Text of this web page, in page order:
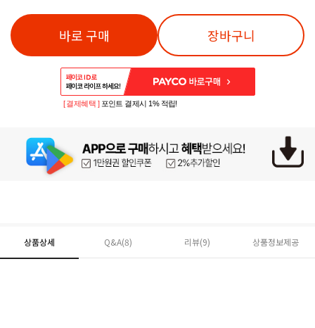
바로 구매 장바구니
[ 결제혜택 ] 포인트 결제시 1% 적립!
상품상세 Q&A(8) 리뷰(9) 상품정보제공